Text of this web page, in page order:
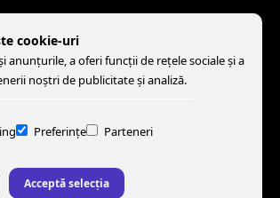
cookie-uri
a oferi funcții de rețele sociale și a
noștri de publicitate și analiză.
Preferințe Parteneri
Acceptă selecția